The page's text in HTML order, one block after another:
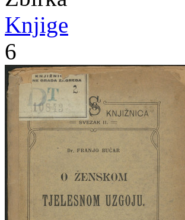
Knjige
6